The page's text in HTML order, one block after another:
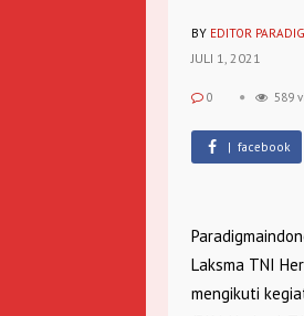
BY EDITOR
JULI 1, 2021
0 589
| facebook
Laksma TNI
mengikuti